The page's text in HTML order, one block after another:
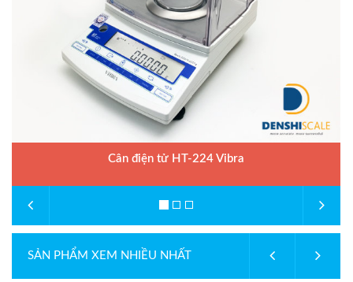
Cân điện tử HT-224 Vibra
SẢN PHẨM XEM NHIỀU NHẤT